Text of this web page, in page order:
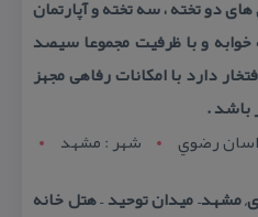
۶۴ واحد اتاق های دو تخته ، سه تخته و آپارتمان
و با ظرفیت مجموعا سیصد
دارد با امكانات رفاهی مجهز
باشد .
رضوي شهر : مشهد
میدان توحید – هتل خانه